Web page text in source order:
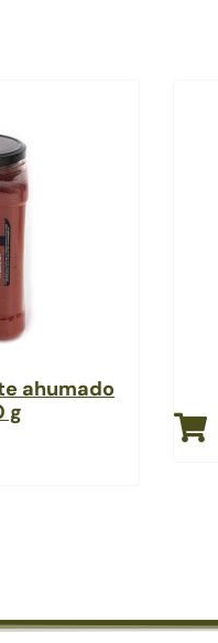
ahumado
g